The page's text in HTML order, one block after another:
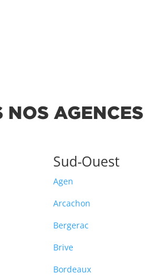
NOS AGENCES
Sud-Ouest
Agen
Arcachon
Bergerac
Brive
Bordeaux